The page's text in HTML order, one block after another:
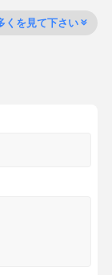
くを見て下さい